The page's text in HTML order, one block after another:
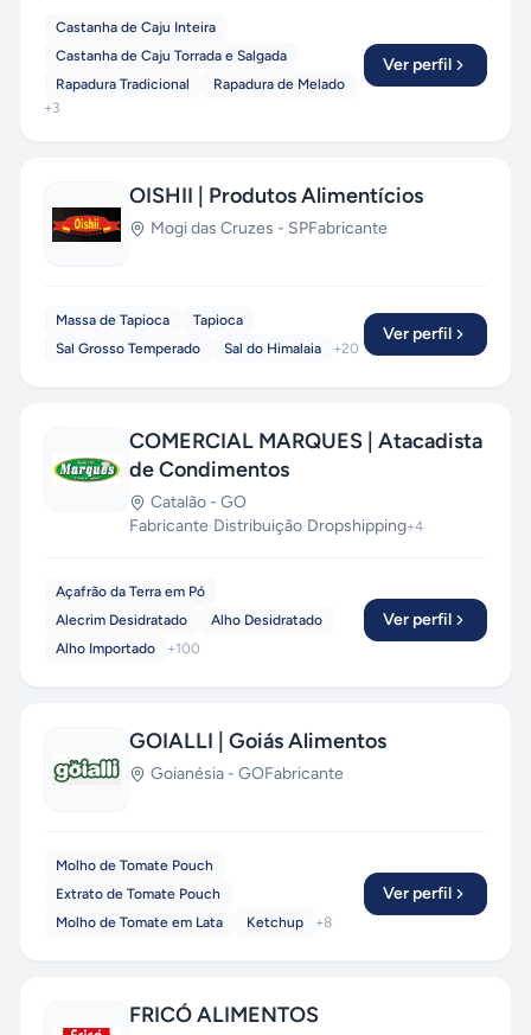
Castanha de Caju Inteira
Castanha de Caju Torrada e Salgada
Rapadura Tradicional
Rapadura de Melado
+3
Ver perfil
OISHII | Produtos Alimentícios
Mogi das Cruzes - SPFabricante
Massa de Tapioca
Tapioca
Sal Grosso Temperado
Sal do Himalaia +20
Ver perfil
COMERCIAL MARQUES | Atacadista
de Condimentos
Catalão - GO
Fabricante·Distribuição·Dropshipping+4
Açafrão da Terra em Pó
Alecrim Desidratado
Alho Desidratado
Alho Importado
+100
Ver perfil
GOIALLI | Goiás Alimentos
Goianésia - GOFabricante
Molho de Tomate Pouch
Extrato de Tomate Pouch
Molho de Tomate em Lata
Ketchup +8
Ver perfil
FRICÓ ALIMENTOS